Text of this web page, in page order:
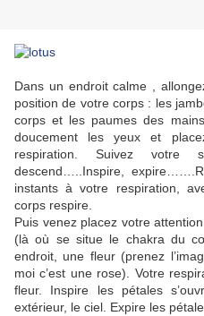
Dans un endroit calme ,
position de votre corps : les
corps et les paumes des
doucement les yeux et
respiration. Suivez
descend…..Inspire,
instants à votre respiration,
corps respire.
Puis venez placez votre
(là où se situe le chakra du
endroit, une fleur (prenez
moi c’est une rose). Votre
fleur. Inspire les pétales
extérieur, le ciel. Expire les